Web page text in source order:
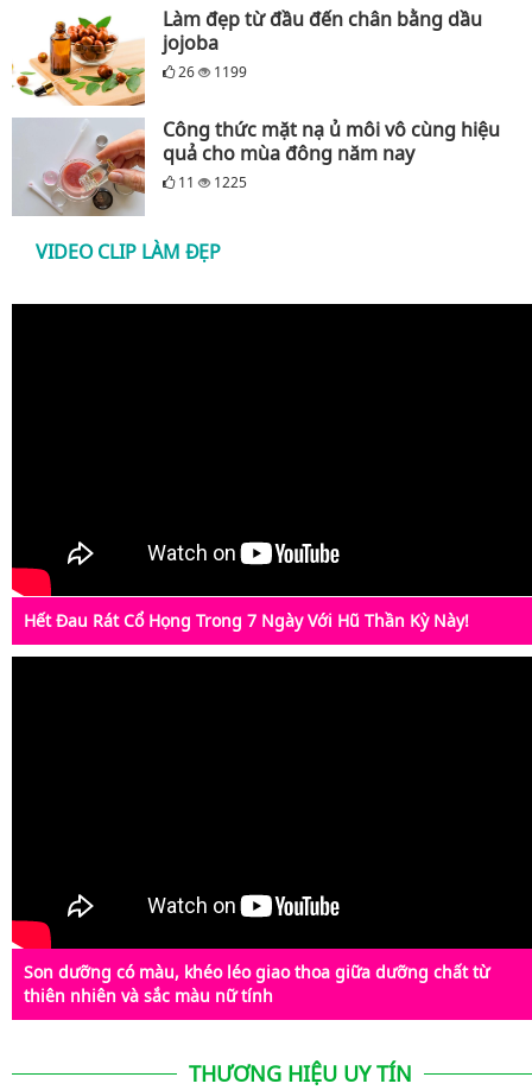
Làm đẹp từ đầu đến chân bằng dầu
jojoba
26 1199
Công thức mặt nạ ủ môi vô cùng hiệu
quả cho mùa đông năm nay
11 1225
VIDEO CLIP LÀM ĐẸP
Hết Đau Rát Cổ Họng Trong 7 Ngày Với Hũ Thần Kỳ Này!
Son dưỡng có màu, khéo léo giao thoa giữa dưỡng chất từ
thiên nhiên và sắc màu nữ tính
THƯƠNG HIỆU UY TÍN